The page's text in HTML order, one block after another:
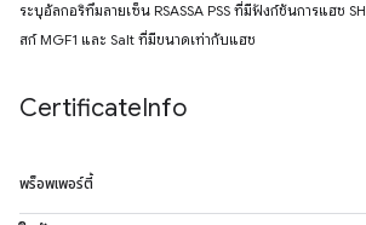
ระบุอัลกอริทึมลายเซ็น RSASSA PSS ที่มีฟังก์ชันการแฮช
สก์ MGF1 และ Salt ที่มีขนาดเท่ากับแฮช
CertificateInfo
พร็อพเพอร์ตี้